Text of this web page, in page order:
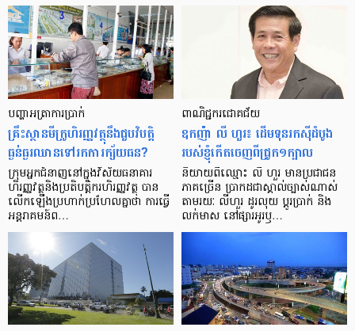
បញ្ហា​អត្រា​ការប្រាក់
គ្រឹះស្ថាន​មីក្រូ​ហិរញ្ញវត្ថុ​នឹង​ជួប​វិបត្តិ​
ធ្ងន់ធ្ងរ​ឈាន​ទៅ​រក​ការ​ក្ស័យធន?
ក្រុម​អ្នក​ជំនាញ​នៅ​ក្នុង​វិស័យ​ធនាគារ
ហិរញ្ញវត្ថុ​និង​ប្រតិបត្តិករ​ហិរញ្ញ​វត្ថុ បាន​​
លើក​ឡើង​ប្រហាក់​ប្រហែល​គ្នា​ថា ការ​ធ្វើ​
អន្តរាគមន៍​ព…
ពាណិជ្ជករជោគជ័យ
ឧកញ៉ា លី ហួរ៖ ដើមទុនរកស៊ីដំបូង
របស់ខ្ញុំកើតចេញពីជ្រូក១ក្បាល
និយាយ​ពី​ឈ្មោះ លី ហួរ មាន​ប្រជាជន​
ភាគ​ច្រើន ប្រាកដ​ជា​ស្គាល់​ច្បាស់​ណាស់
តាមរយៈ លីហួរ ដូរ​លុយ ប្តូរ​បា្រក់ និង​
លក់​មាស នៅ​ផ្សារ​អូរ​ឫ…